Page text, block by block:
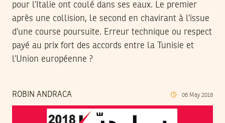
pour l’Italie ont coulé dans ses eaux. Le premier
après une collision, le second en chavirant à l’issue
d’une course poursuite. Erreur technique ou respect
payé au prix fort des accords entre la Tunisie et
l’Union européenne ?
ROBIN ANDRACA 06 May 2018